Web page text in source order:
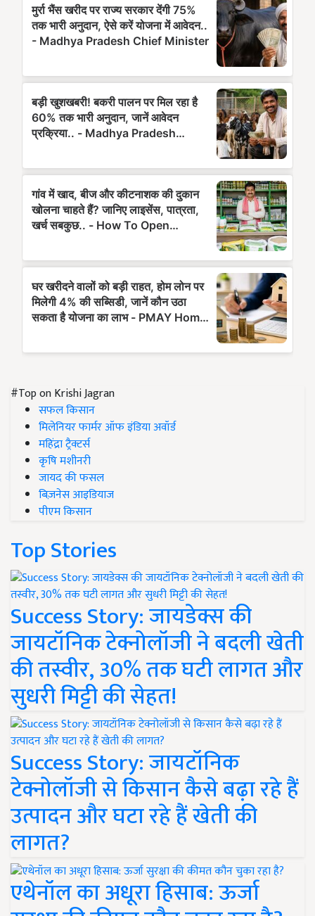
#Top on Krishi Jagran
सफल किसान
मिलेनियर फार्मर ऑफ इंडिया अवॉर्ड
महिंद्रा ट्रैक्टर्स
कृषि मशीनरी
जायद की फसल
बिज़नेस आइडियाज
पीएम किसान
Top Stories
Success Story: जायडेक्स की
जायटॉनिक टेक्नोलॉजी ने बदली खेती
की तस्वीर, 30% तक घटी लागत और
सुधरी मिट्टी की सेहत!
Success Story: जायटॉनिक
टेक्नोलॉजी से किसान कैसे बढ़ा रहे हैं
उत्पादन और घटा रहे हैं खेती की
लागत?
एथेनॉल का अधूरा हिसाब: ऊर्जा